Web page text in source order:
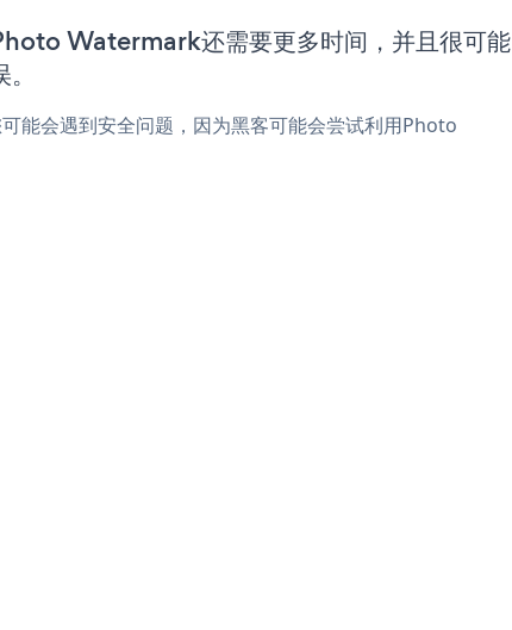
Watermark还需要更多时间，并且很可能
能会遇到安全问题，因为黑客可能会尝试利用Photo